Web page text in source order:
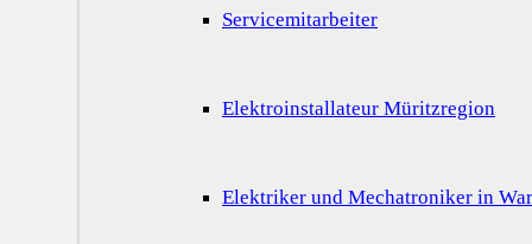
Servicemitarbeiter
Elektroinstallateur Müritzregion
Elektriker und Mechatroniker in